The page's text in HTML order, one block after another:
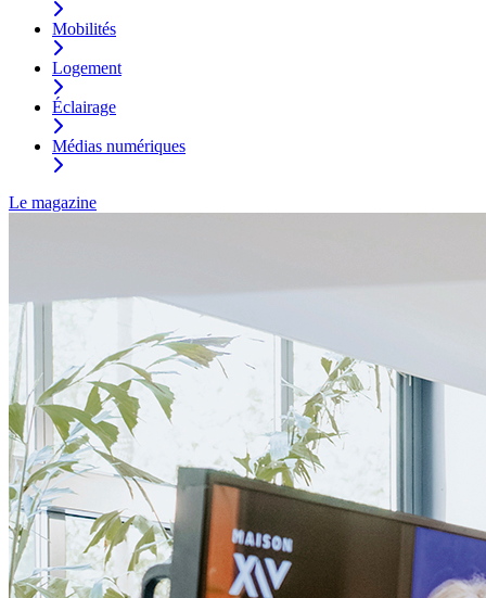
Mobilités
Logement
Éclairage
Médias numériques
Le magazine